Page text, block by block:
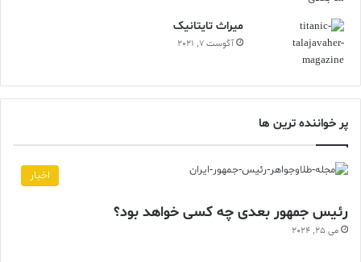
ميراث تايتانيک
آگوست 7, 2021
پر خواننده ترین ها
اخبار
رئیس جمهور بعدی چه کسی خواهد بود؟
می 25, 2024